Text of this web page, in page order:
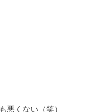
悪くない（笑）